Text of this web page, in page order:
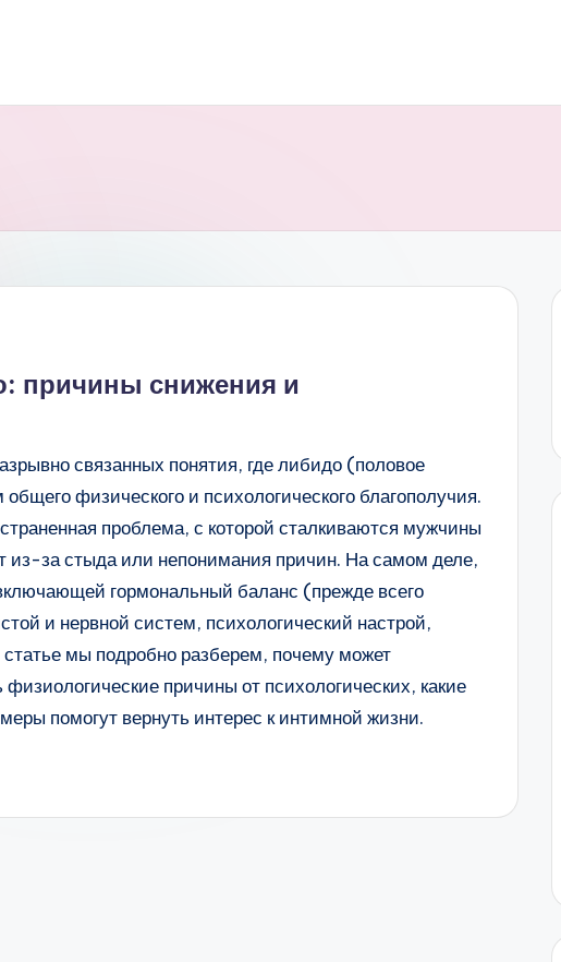
причины снижения и
связанных понятия, где либидо (половое
физического и психологического благополучия.
проблема, с которой сталкиваются мужчины
из-за стыда или непонимания причин. На самом деле,
гормональный баланс (прежде всего
и нервной систем, психологический настрой,
мы подробно разберем, почему может
причины от психологических, какие
помогут вернуть интерес к интимной жизни.